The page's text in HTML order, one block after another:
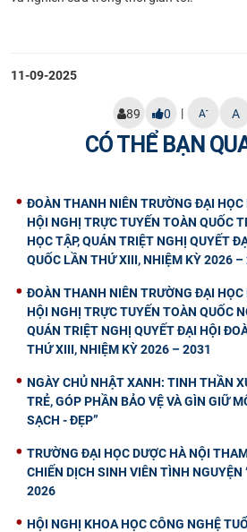
11-09-2025
89 0 | A- A
CÓ THỂ BẠN
ĐOÀN THANH NIÊN TRƯỜNG ĐẠI
HỘI NGHỊ TRỰC TUYẾN TOÀN QUỐC
HỌC TẬP, QUÁN TRIỆT NGHỊ QUYẾT
QUỐC LẦN THỨ XIII, NHIỆM KỲ 2026 –
ĐOÀN THANH NIÊN TRƯỜNG ĐẠI
HỘI NGHỊ TRỰC TUYẾN TOÀN QUỐC
QUÁN TRIỆT NGHỊ QUYẾT ĐẠI HỘI
THỨ XIII, NHIỆM KỲ 2026 – 2031
NGÀY CHỦ NHẬT XANH: TINH THẦN
TRẺ, GÓP PHẦN BẢO VỆ VÀ GÌN GIỮ
SẠCH - ĐẸP”
TRƯỜNG ĐẠI HỌC DƯỢC HÀ NỘI
CHIẾN DỊCH SINH VIÊN TÌNH NGUYỆN
2026
HỘI NGHỊ KHOA HỌC CÔNG NGHỆ